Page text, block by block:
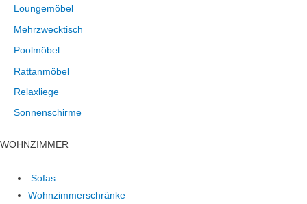
Loungemöbel
Mehrzwecktisch
Poolmöbel
Rattanmöbel
Relaxliege
Sonnenschirme
WOHNZIMMER
Sofas
Wohnzimmerschränke